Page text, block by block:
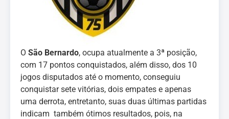
O São Bernardo, ocupa atualmente a 3ª posição,
com 17 pontos conquistados, além disso, dos 10
jogos disputados até o momento, conseguiu
conquistar sete vitórias, dois empates e apenas
uma derrota, entretanto, suas duas últimas partidas
indicam também ótimos resultados, pois, na